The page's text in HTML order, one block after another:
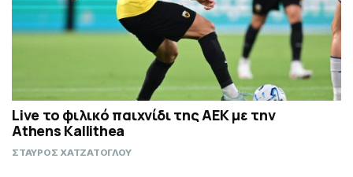
Live το φιλικό παιχνίδι της ΑΕΚ με την
Athens Kallithea
ΣΤΑΥΡΟΣ ΧΑΤΖΑΤΟΓΛΟΥ